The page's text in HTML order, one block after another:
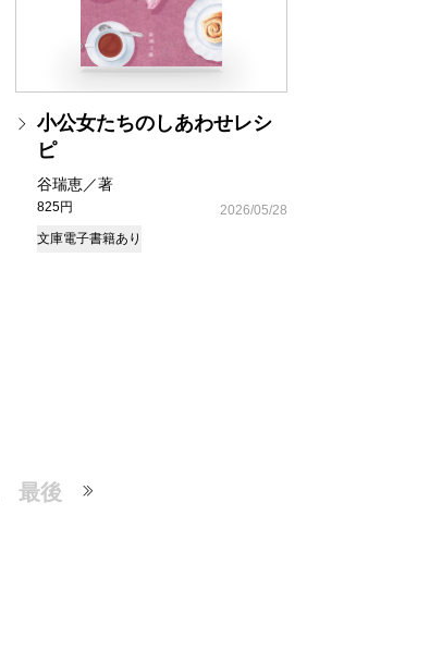
小公女たちのしあわせレシ
ピ
谷瑞恵／著
825円
2026/05/28
文庫電子書籍あり
最後